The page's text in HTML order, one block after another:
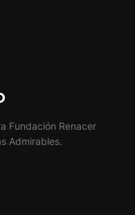
Fundación Renacer
Admirables.